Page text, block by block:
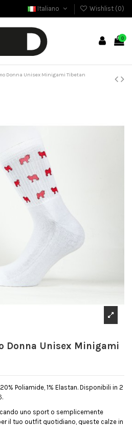
Italiano Wishlist (0)
0
Donna Unisex Minigami Tibetan
Donna Unisex Minigami
Poliamide, 1% Elastan. Disponibili in 2
uno sport o semplicemente
il tuo outfit quotidiano, queste calze in